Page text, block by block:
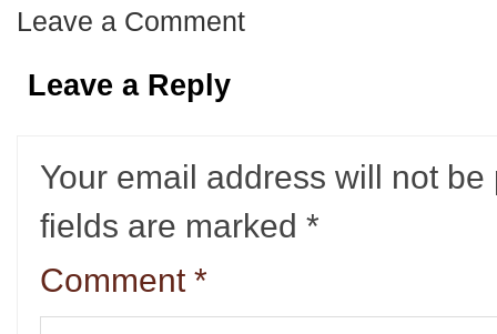
Leave a Comment
Leave a Reply
Your email address will not be
fields are marked *
Comment *